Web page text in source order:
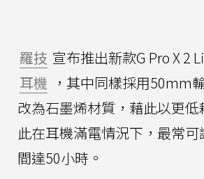
羅技 宣布推出新款G Pro X 2
耳機 ，其中同樣採用50mm
改為石墨烯材質，藉此以更
此在耳機滿電情況下，最常
間達50小時。